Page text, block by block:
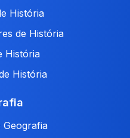
História
de História
História
História
Geografia